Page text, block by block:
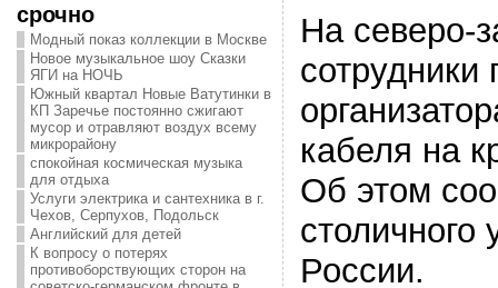
срочно
Модный показ коллекции в Москве
Новое музыкальное шоу Сказки
ЯГИ на НОЧЬ
Южный квартал Новые Ватутинки в
КП Заречье постоянно сжигают
мусор и отравляют воздух всему
микрорайону
спокойная космическая музыка
для отдыха
Услуги электрика и сантехника в г.
Чехов, Серпухов, Подольск
Английский для детей
К вопросу о потерях
противоборствующих сторон на
На северо-
кабеля на
Об этом
России.